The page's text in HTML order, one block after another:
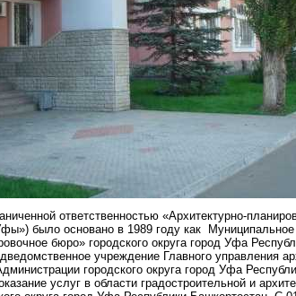
ответственностью «Архитектурно-
было основано в 1989 году как Муниципальное
бюро» городского округа город Уфа
учреждение Главного управления
городского округа город Уфа
услуг в области градостроительной и